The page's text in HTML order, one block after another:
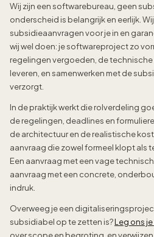
Wij zijn een softwarebureau, geen
onderscheid is belangrijk en eerlijk.
subsidieaanvragen voor je in en
wij wel doen: je softwareproject zo
regelingen vergoeden, de
leveren, en samenwerken met de
verzorgt.
In de praktijk werkt die rolverdeling
de regelingen, deadlines en
de architectuur en de realistische
aanvraag die zowel formeel klopt als
Een aanvraag met een vage
aanvraag met een concrete,
indruk.
Overweeg je een
subsidiabel op te zetten is?Leg ons
over scope en begroting, en